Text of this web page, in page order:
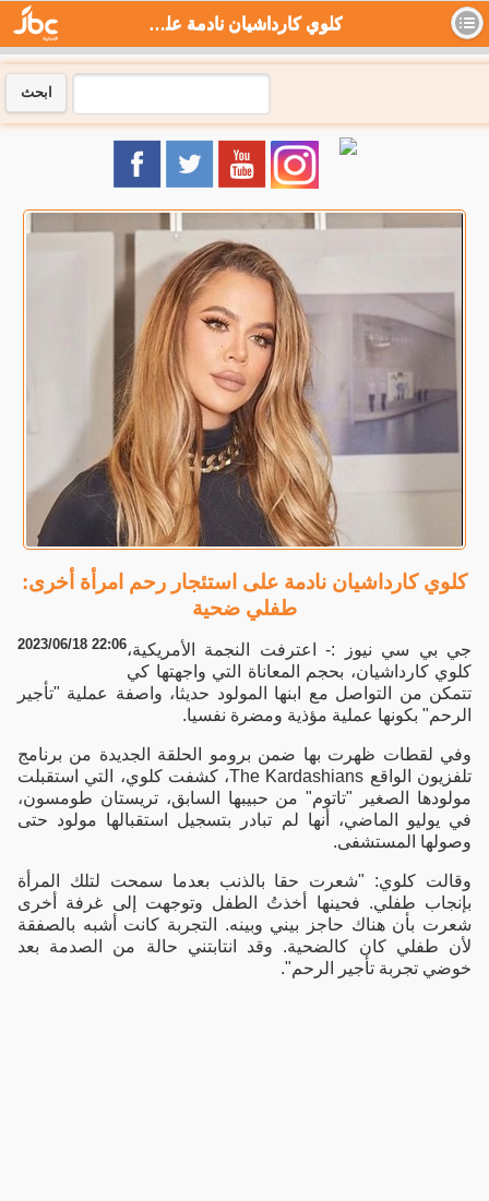
كلوي كارداشيان نادمة على استئجار رحم امرأة أخرى: طفلي ضحية - جي بي سي نيوز
ابحث
كلوي كارداشيان نادمة على استئجار رحم امرأة أخرى:
طفلي ضحية
2023/06/18 22:06جي بي سي نيوز :- اعترفت النجمة الأمريكية،
كلوي كارداشيان، بحجم المعاناة التي واجهتها كي
تتمكن من التواصل مع ابنها المولود حديثا، واصفة عملية "تأجير
الرحم" بكونها عملية مؤذية ومضرة نفسيا.
وفي لقطات ظهرت بها ضمن برومو الحلقة الجديدة من برنامج
تلفزيون الواقع The Kardashians، كشفت كلوي، التي استقبلت
مولودها الصغير "تاتوم" من حبيبها السابق، تريستان طومسون،
في يوليو الماضي، أنها لم تبادر بتسجيل استقبالها مولود حتى
وصولها المستشفى.
وقالت كلوي: "شعرت حقا بالذنب بعدما سمحت لتلك المرأة
بإنجاب طفلي. فحينها أخذتُ الطفل وتوجهت إلى غرفة أخرى
شعرت بأن هناك حاجز بيني وبينه. التجربة كانت أشبه بالصفقة
لأن طفلي كان كالضحية. وقد انتابتني حالة من الصدمة بعد
خوضي تجربة تأجير الرحم".